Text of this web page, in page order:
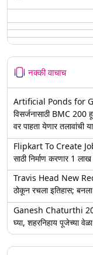
नक्की वाचाच
Artificial Ponds for
विसर्जनासाठी BMC
वर पाहता येणार तलावांची
Flipkart To Create
साठी निर्माण करणार 1 लाख
Travis Head New
ठोकून रचला इतिहास;
Ganesh Chaturthi
घ्या, शहरनिहाय पूजेच्या वेळा